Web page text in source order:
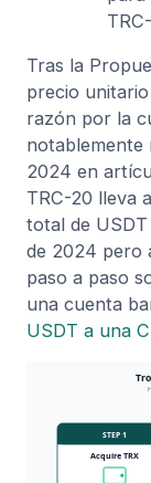
Tras la
precio
razón por la
notablemente
2024 en
TRC-20 lleva
total de
de 2024 pero
paso a paso
una cuenta
USDT a una